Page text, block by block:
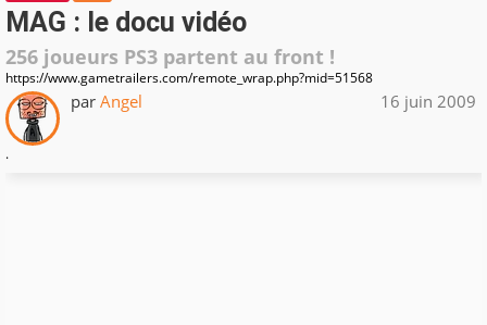
MAG : le docu vidéo
256 joueurs PS3 partent au front !
https://www.gametrailers.com/remote_wrap.php?mid=51568
par Angel 16 juin 2009
.